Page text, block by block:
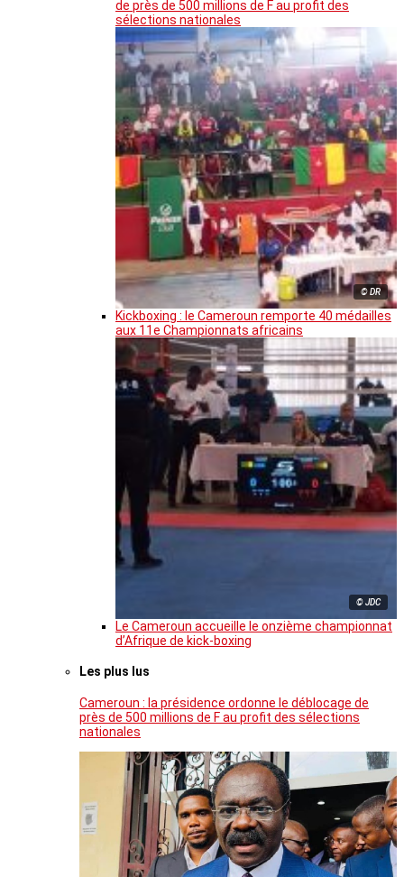
de près de 500 millions de F au profit des
sélections nationales
© DR
Kickboxing : le Cameroun remporte 40 médailles
aux 11e Championnats africains
© JDC
Le Cameroun accueille le onzième championnat
d’Afrique de kick-boxing
Les plus lus
Cameroun : la présidence ordonne le déblocage de
près de 500 millions de F au profit des sélections
nationales